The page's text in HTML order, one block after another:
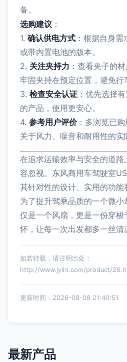
备。
选购建议 ：
1. 确认供电方式 ：根据自身
或带内置电池的版本。
2. 关注夹持力 ：查看夹子的
牢固夹持在预定位置，避免行
3. 检查安全认证 ：优先选择
的产品，使用更安心。
4. 参考用户评价：多浏览已
关于风力、噪音和耐用性的实
在追求运输效率与安全的道
容忽视。东风商用车驾驶室
其针对性的设计、实用的功
为了提升驾乘品质的一个微
仅是一个风扇，更是一份穿
怀，让每一次出发都多一丝清
如若转载，请注明出处：
http://www.jyihl.com/product/
更新时间：2026-08-08 21:40:51
最新产品